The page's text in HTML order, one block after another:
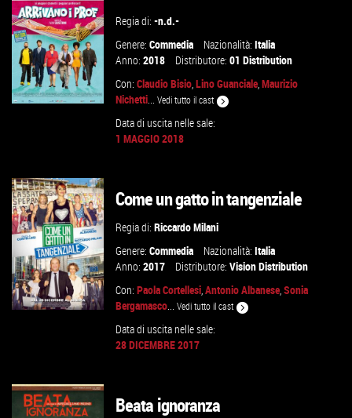
VAI ALLA SCHEDA
Regia di:-n.d.-
Genere:Commedia Nazionalità:Italia
Anno:2018 Distributore:01 Distribution
Con:Claudio Bisio,Lino Guanciale,Maurizio
Nichetti...Vedi tutto il cast
Data di uscita nelle sale:
1 MAGGIO 2018
VAI ALLA SCHEDA
Come un gatto in tangenziale
Regia di:Riccardo Milani
Genere:Commedia Nazionalità:Italia
Anno:2017 Distributore:Vision Distribution
Con:Paola Cortellesi,Antonio Albanese,Sonia
Bergamasco...Vedi tutto il cast
Data di uscita nelle sale:
28 DICEMBRE 2017
Beata ignoranza